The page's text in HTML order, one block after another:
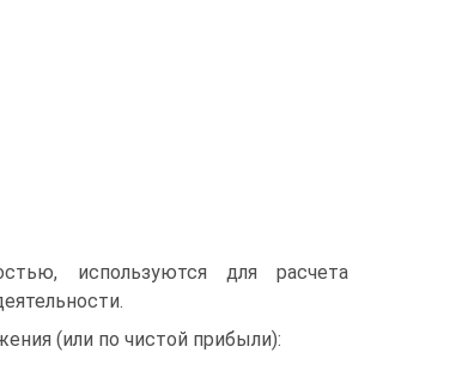
используются для расчета
(или по чистой прибыли):